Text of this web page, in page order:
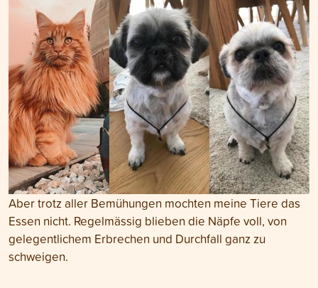
Aber trotz aller Bemühungen mochten meine Tiere das
Essen nicht. Regelmässig blieben die Näpfe voll, von
gelegentlichem Erbrechen und Durchfall ganz zu
schweigen.